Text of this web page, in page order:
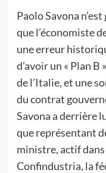
Paolo Savona
que l’économiste
une erreur
d’avoir un « Plan B
de l’Italie, et une
du contrat
Savona a derrière
que représentant
ministre, actif
Confindustria, la